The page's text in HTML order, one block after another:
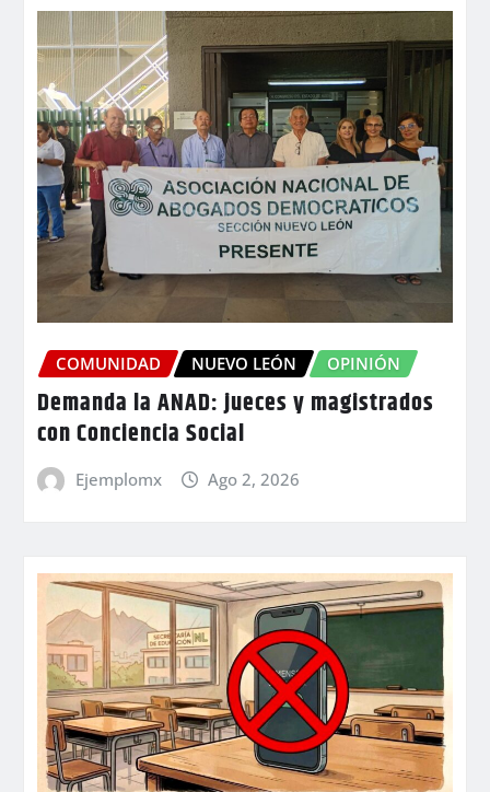
COMUNIDAD NUEVO LEÓN OPINIÓN
Demanda la ANAD: jueces y magistrados
con Conciencia Social
Ejemplomx Ago 2, 2026